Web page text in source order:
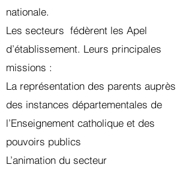
nationale.
Les secteurs fédèrent les Apel
d’établissement. Leurs principales
missions :
La représentation des parents auprès
des instances départementales de
l’Enseignement catholique et des
pouvoirs publics
L’animation du secteur